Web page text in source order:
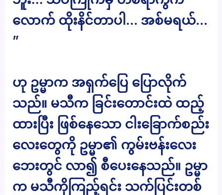
လောက် ထိုးနိင်တာပါ… အစ်မရယ်…
”
ဟု ဥမ္မာက အရှက်ပြေ ပြောလိုက်
သည်။ မသီက ခြင်းတောင်းထဲ ထည့်
ထားပြီး ဖြစ်နေသော ငါးခြောက်စည်း
လေးတွေကို ဥမ္မာ၏ ကွမ်းဗန်းလေး
ဘေးတွင် လာ၍ စီပေးနေသည်။ ဥမ္မာ
က မသီကိုကြည့်ရင်း သက်ပြင်းတစ်